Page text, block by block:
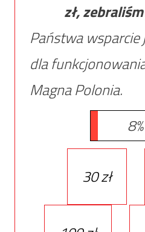
zł,
Państwa
dla
Magna Polonia.
8%
30 zł